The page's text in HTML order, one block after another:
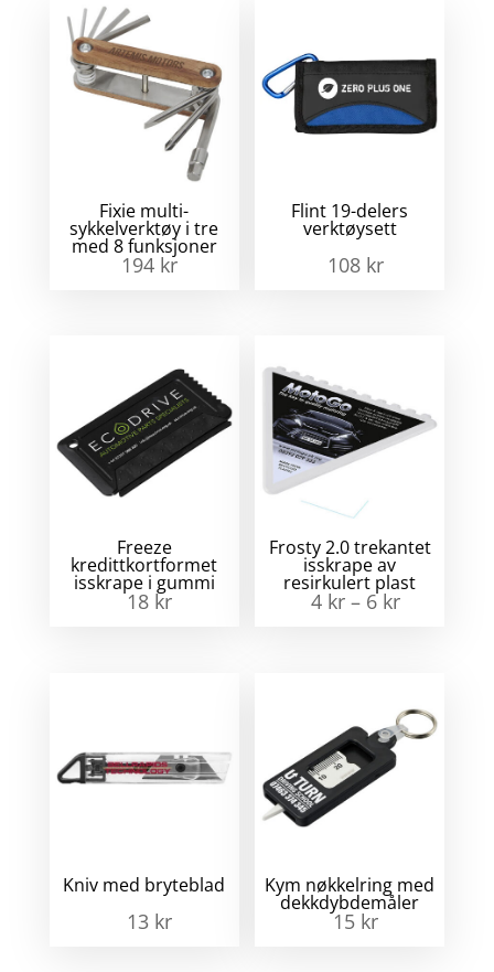
Fixie multi-
sykkelverktøy i tre
med 8 funksjoner
194 kr
Flint 19-delers
verktøysett
108 kr
Freeze
kredittkortformet
isskrape i gummi
18 kr
Frosty 2.0 trekantet
isskrape av
resirkulert plast
4 kr– 6 kr
Kniv med bryteblad
13 kr
Kym nøkkelring med
dekkdybdemåler
15 kr